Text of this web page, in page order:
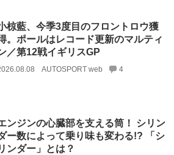
椋藍、今季3度目のフロントロウ獲
。ポールはレコード更新のマルティ
／第12戦イギリスGP
AUTOSPORT web 4
ンジンの心臓部を支える筒！ シリン
ー数によって乗り味も変わる!? 「シ
ンダー」とは？